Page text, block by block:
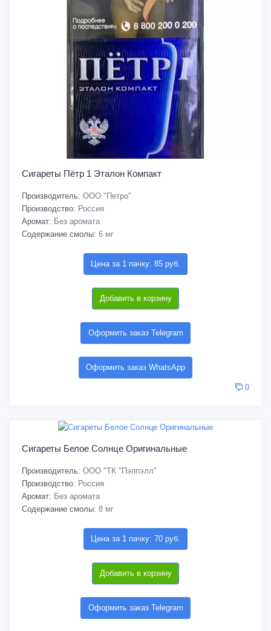
Сигареты Пётр 1 Эталон Компакт
Производитель: ООО "Петро"
Производство: Россия
Аромат: Без аромата
Содержание смолы: 6 мг
Цена за 1 пачку: 85 руб.
Добавить в корзину
Оформить заказ Telegram
Оформить заказ WhatsApp
0
Сигареты Белое Солнце Оригинальные
Производитель: ООО "ТК "Пэппэлл"
Производство: Россия
Аромат: Без аромата
Содержание смолы: 8 мг
Цена за 1 пачку: 70 руб.
Добавить в корзину
Оформить заказ Telegram